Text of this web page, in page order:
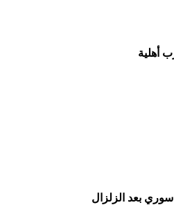
أهلية
بعد الزلزال